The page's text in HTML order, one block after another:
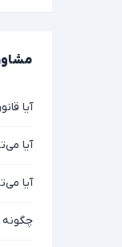
آیا قانون مهریه
آیا
آیا